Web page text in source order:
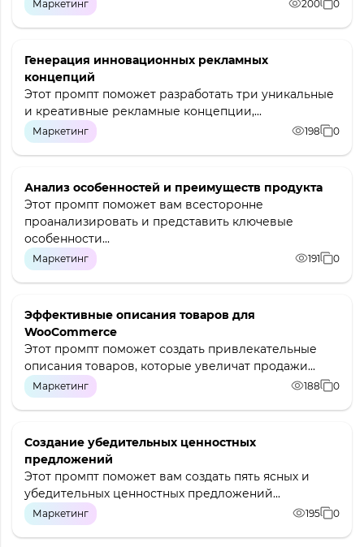
Маркетинг 200 0
Генерация инновационных рекламных
концепций
Этот промпт поможет разработать три уникальные
и креативные рекламные концепции,...
Маркетинг 198 0
Анализ особенностей и преимуществ продукта
Этот промпт поможет вам всесторонне
проанализировать и представить ключевые
особенности...
Маркетинг 191 0
Эффективные описания товаров для
WooCommerce
Этот промпт поможет создать привлекательные
описания товаров, которые увеличат продажи...
Маркетинг 188 0
Создание убедительных ценностных
предложений
Этот промпт поможет вам создать пять ясных и
убедительных ценностных предложений...
Маркетинг 195 0